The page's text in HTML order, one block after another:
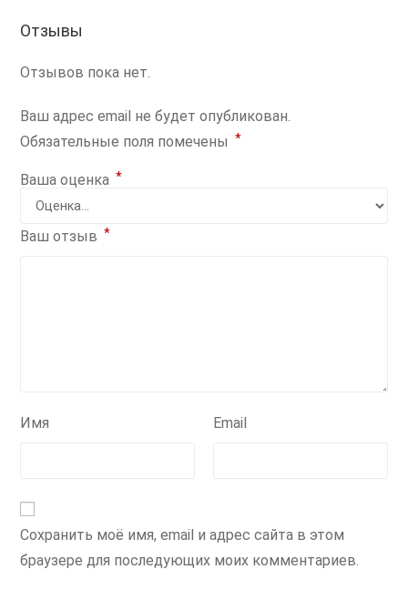
Отзывы
Отзывов пока нет.
Ваш адрес email не будет опубликован.
Обязательные поля помечены *
Ваша оценка *
Ваш отзыв *
Имя Email
Сохранить моё имя, email и адрес сайта в этом
браузере для последующих моих комментариев.